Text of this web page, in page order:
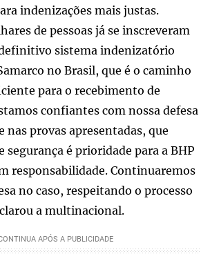
indenizações mais justas.
de pessoas já se inscreveram
sistema indenizatório
no Brasil, que é o caminho
para o recebimento de
confiantes com nossa defesa
nas provas apresentadas, que
segurança é prioridade para a BHP
responsabilidade. Continuaremos
no caso, respeitando o processo
a multinacional.